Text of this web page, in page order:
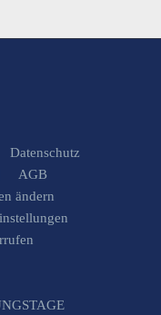
Datenschutz
AGB
ändern